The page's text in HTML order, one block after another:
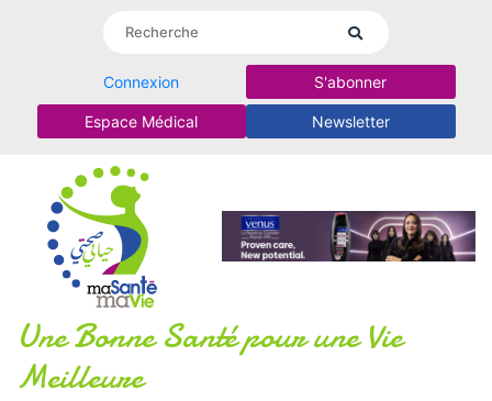
Connexion S'abonner
Espace Médical Newsletter
Une Bonne Santé pour une Vie
Meilleure